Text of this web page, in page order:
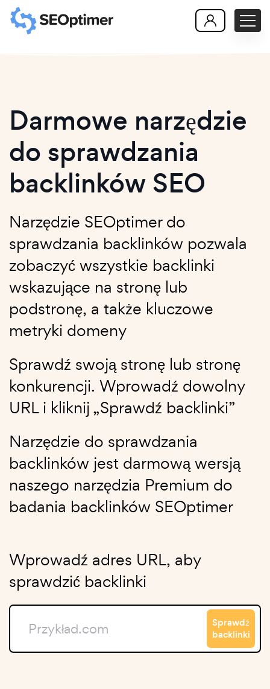
Darmowe narzędzie
do sprawdzania
backlinków SEO
Narzędzie SEOptimer do
sprawdzania backlinków pozwala
zobaczyć wszystkie backlinki
wskazujące na stronę lub
podstronę, a także kluczowe
metryki domeny
Sprawdź swoją stronę lub stronę
konkurencji. Wprowadź dowolny
URL i kliknij „Sprawdź backlinki”
Narzędzie do sprawdzania
backlinków jest darmową wersją
naszego narzędzia Premium do
badania backlinków SEOptimer
Wprowadź adres URL, aby
sprawdzić backlinki
Sprawdź
backlinki